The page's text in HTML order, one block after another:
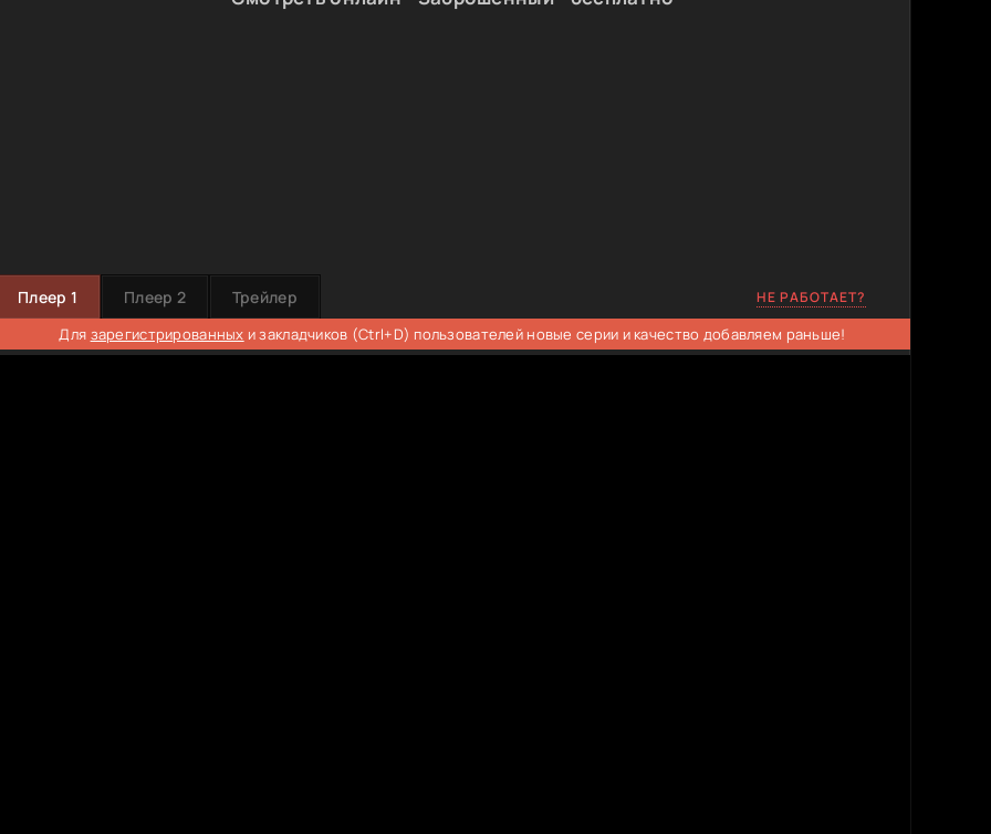
Плеер 1 Плеер 2 Трейлер НЕ РАБОТАЕТ?
Для зарегистрированных и закладчиков (Ctrl+D) пользователей новые серии и качество добавляем раньше!